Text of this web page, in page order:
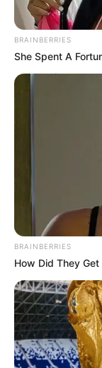
BRAINBERRIES
She Spent A
BRAINBERRIES
How Did They Get